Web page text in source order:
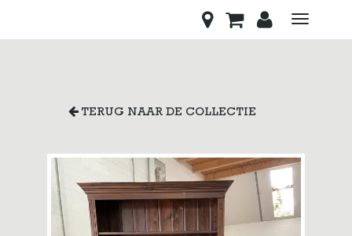
Toggle
TERUG NAAR DE COLLECTIE